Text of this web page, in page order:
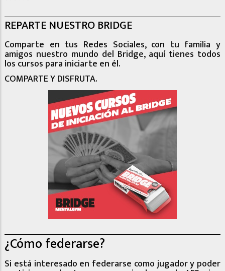
REPARTE NUESTRO BRIDGE
Comparte en tus Redes Sociales, con tu familia y
amigos nuestro mundo del Bridge, aquí tienes todos
los cursos para iniciarte en él.
COMPARTE Y DISFRUTA.
¿Cómo federarse?
Si está interesado en federarse como jugador y poder